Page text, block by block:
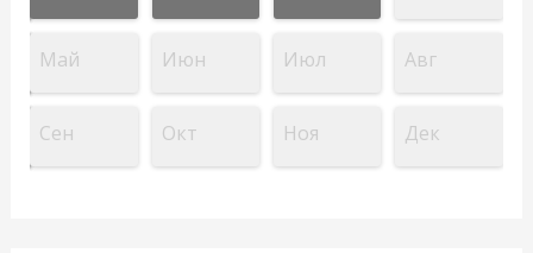
Май Июн Июл Авг
Сен Окт Ноя Дек